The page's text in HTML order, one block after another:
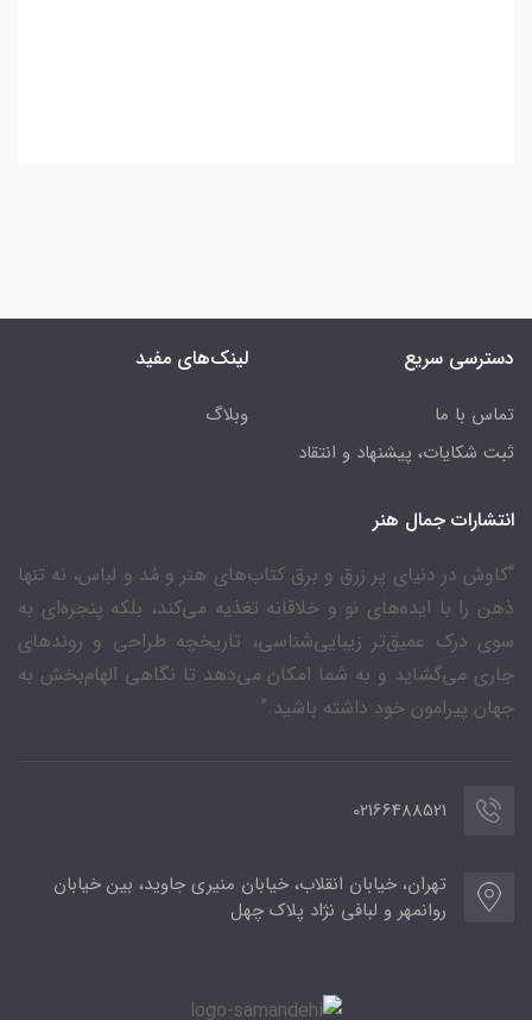
دسترسی سریع
تماس با ما
ثبت شکایات، پیشنهاد و انتقاد
لینک‌های مفید
وبلاگ
انتشارات جمال هنر
“کاوش در دنیای پر زرق و برق کتاب‌های هنر و مُد و لباس، نه تنها
ذهن را با ایده‌های نو و خلاقانه تغذیه می‌کند، بلکه پنجره‌ای به
سوی درک عمیق‌تر زیبایی‌شناسی، تاریخچه طراحی و روندهای
جاری می‌گشاید و به شما امکان می‌دهد تا نگاهی الهام‌بخش به
جهان پیرامون خود داشته باشید.”
02166488521
تهران، خیابان انقلاب، خیابان منیری جاوید، بین خیابان
روانمهر و لبافی نژاد پلاک چهل